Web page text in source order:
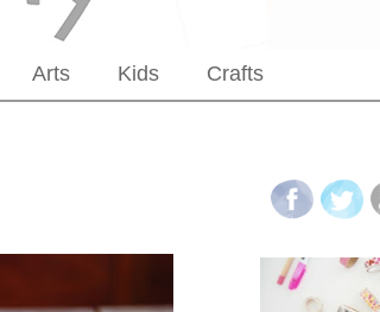
Arts Kids Crafts